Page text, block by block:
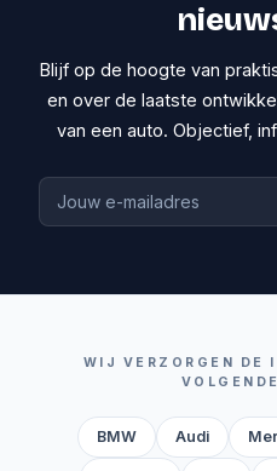
Blijf op de hoogte van
en over de laatste
van een auto. Objectief,
WIJ VERZORGEN DE
BMW Audi